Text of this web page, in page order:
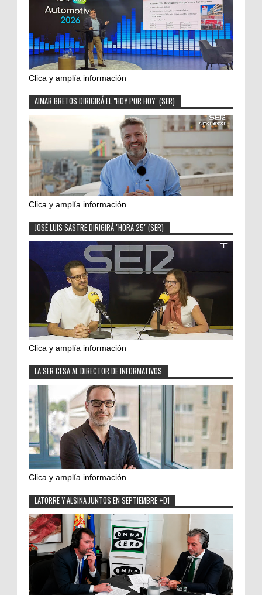
Clica y amplía información
AIMAR BRETOS DIRIGIRÁ EL "HOY POR HOY" (SER)
Clica y amplía información
JOSÉ LUIS SASTRE DIRIGIRÁ "HORA 25" (SER)
Clica y amplía información
LA SER CESA AL DIRECTOR DE INFORMATIVOS
Clica y amplía información
LATORRE Y ALSINA JUNTOS EN SEPTIEMBRE +D1